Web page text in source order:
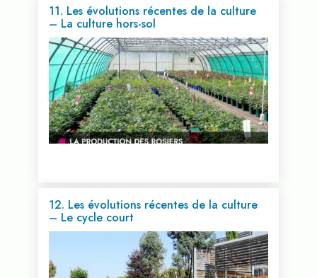
11. Les évolutions récentes de la culture
– La culture hors-sol
Voir cette vidéo...
12. Les évolutions récentes de la culture
– Le cycle court